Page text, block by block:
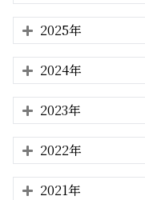
2025年
2024年
2023年
2022年
2021年